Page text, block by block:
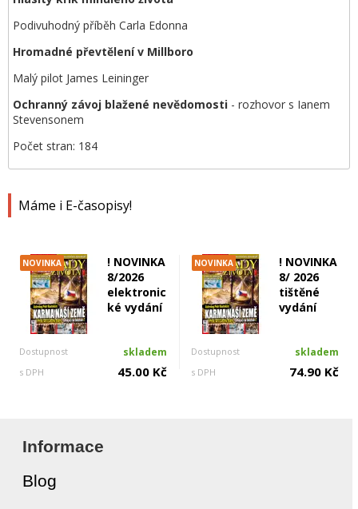
Máme i E-časopisy!
NOVINKA
! NOVINKA
8/2026
elektronic
ké vydání
Dostupnost skladem
s DPH 45.00 Kč
NOVINKA
! NOVINKA
8/ 2026
tištěné
vydání
Dostupnost skladem
s DPH 74.90 Kč
Podivuhodný příběh Carla Edonna
Hromadné převtělení v Millboro
Malý pilot James Leininger
Ochranný závoj blažené nevědomosti - rozhovor s Ianem
Stevensonem
Počet stran: 184
Informace
Blog